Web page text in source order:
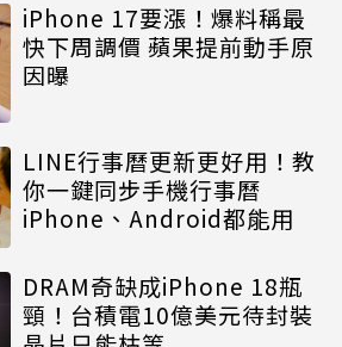
iPhone 17要漲！爆料稱最
快下周調價 蘋果提前動手原
因曝
LINE行事曆更新更好用！教
你一鍵同步手機行事曆
iPhone、Android都能用
DRAM奇缺成iPhone 18瓶
頸！台積電10億美元待封裝